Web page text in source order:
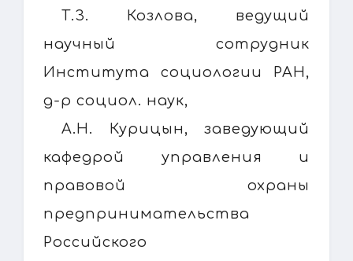
Т.З. Козлова, ведущий
научный сотрудник
Института социологии РАН,
д-р социол. наук,
А.Н. Курицын, заведующий
кафедрой управления и
правовой охраны
предпринимательства
Российского